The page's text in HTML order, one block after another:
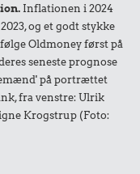
Inflationen i 2024
og et godt stykke
Oldmoney først på
seneste prognose
på portrættet
fra venstre: Ulrik
Krogstrup (Foto: